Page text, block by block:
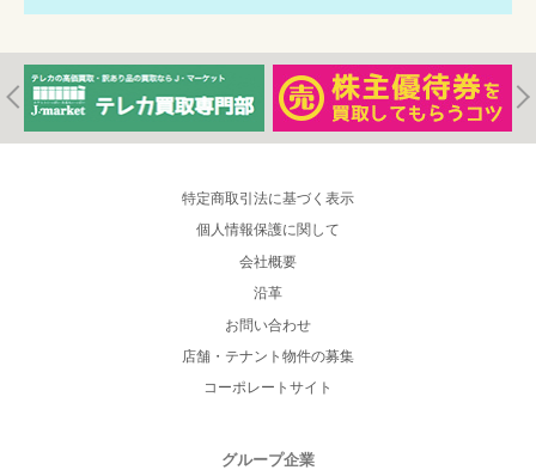
特定商取引法に基づく表示
個人情報保護に関して
会社概要
沿革
お問い合わせ
店舗・テナント物件の募集
コーポレートサイト
グループ企業